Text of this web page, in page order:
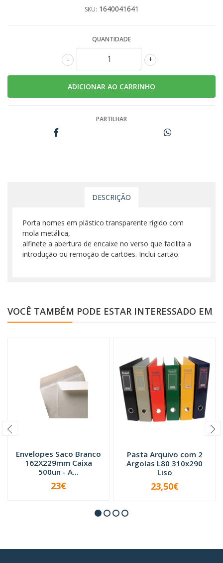
SKU: 1640041641
QUANTIDADE
+
-
PARTILHAR
DESCRIÇÃO
Porta nomes em plástico transparente rígido com
mola metálica,
alfinete a abertura de encaixe no verso que facilita a
introdução ou remoção de cartões. Inclui cartão.
VOCÊ TAMBÉM PODE ESTAR INTERESSADO EM
Envelopes Saco Branco
162X229mm Caixa
500un - A...
+
23€
Pasta Arquivo com 2
Argolas L80 310x290
Liso
VER OPÇÕES
23,50€